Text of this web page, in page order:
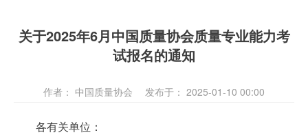
关于2025年6月中国质量协会质量专业能力考
试报名的通知
作者： 中国质量协会 发布于： 2025-01-10 00:00
各有关单位：